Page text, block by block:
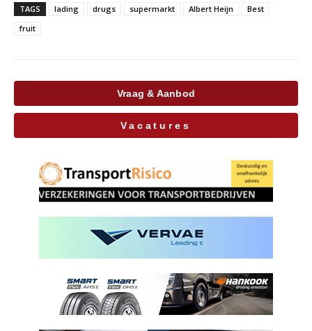
TAGS lading drugs supermarkt Albert Heijn
Best
fruit
Vraag & Aanbod
Vacatures